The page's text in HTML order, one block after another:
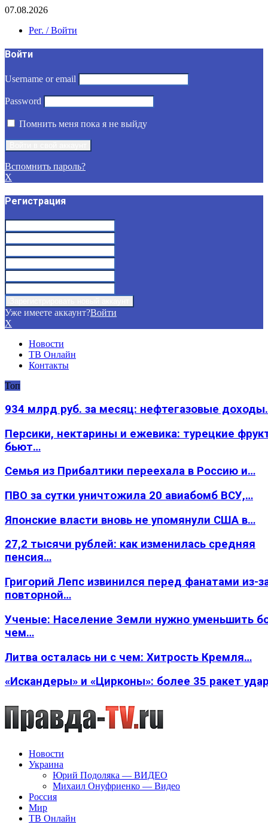
07.08.2026
Рег. / Войти
Войти
Username or email
Password
Помнить меня пока я не выйду
Вспомнить пароль?
X
Регистрация
Уже имеете аккаунт?Войти
X
Новости
ТВ Онлайн
Контакты
Топ
934 млрд руб. за месяц: нефтегазовые
Персики, нектарины и ежевика: турецкие
бьют…
Семья из Прибалтики переехала в Россию и…
ПВО за сутки уничтожила 20 авиабомб ВСУ,…
Японские власти вновь не упомянули США в…
27,2 тысячи рублей: как изменилась средняя
пенсия…
Григорий Лепс извинился перед фанатами из-
повторной…
Ученые: Население Земли нужно уменьшить
чем…
Литва осталась ни с чем: Хитрость Кремля…
«Искандеры» и «Цирконы»: более 35 ракет
Новости
Украина
Юрий Подоляка — ВИДЕО
Михаил Онуфриенко — Видео
Россия
Мир
ТВ Онлайн